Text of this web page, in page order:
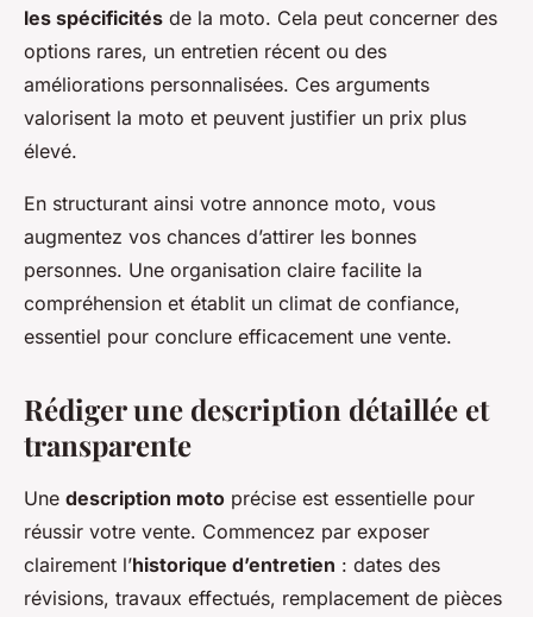
les spécificités de la moto. Cela peut concerner des
options rares, un entretien récent ou des
améliorations personnalisées. Ces arguments
valorisent la moto et peuvent justifier un prix plus
élevé.
En structurant ainsi votre annonce moto, vous
augmentez vos chances d’attirer les bonnes
personnes. Une organisation claire facilite la
compréhension et établit un climat de confiance,
essentiel pour conclure efficacement une vente.
Rédiger une description détaillée et
transparente
Une description moto précise est essentielle pour
réussir votre vente. Commencez par exposer
clairement l’historique d’entretien : dates des
révisions, travaux effectués, remplacement de pièces